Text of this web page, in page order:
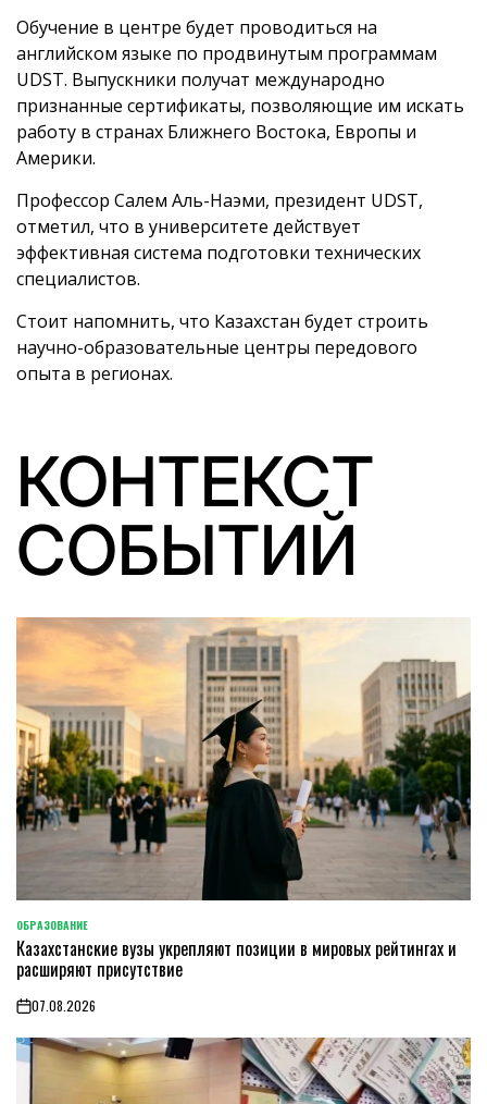
Обучение в центре будет проводиться на
английском языке по продвинутым программам
UDST. Выпускники получат международно
признанные сертификаты, позволяющие им искать
работу в странах Ближнего Востока, Европы и
Америки.
Профессор Салем Аль-Наэми, президент UDST,
отметил, что в университете действует
эффективная система подготовки технических
специалистов.
Стоит напомнить, что Казахстан будет строить
научно-образовательные центры передового
опыта в регионах.
КОНТЕКСТ
СОБЫТИЙ
POSTED
IN
ОБРАЗОВАНИЕ
Казахстанские вузы укрепляют позиции в мировых рейтингах и
расширяют присутствие
on07.08.2026